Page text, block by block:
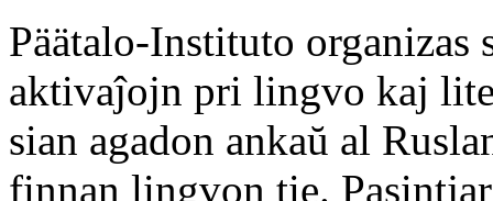
Päätalo-Instituto organizas
aktivaĵojn pri lingvo kaj
sian agadon ankaŭ al
finnan lingvon tie.